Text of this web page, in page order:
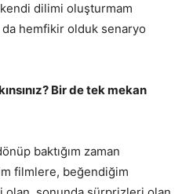
dilimi oluşturmam
da hemfikir olduk senaryo
Bir de tek mekan
baktığım zaman
filmlere, beğendiğim